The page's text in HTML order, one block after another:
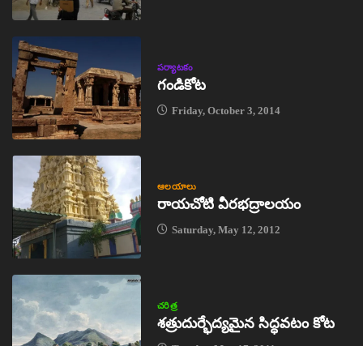
పర్యాటకం
గండికోట
Friday, October 3, 2014
ఆలయాలు
రాయచోటి వీరభద్రాలయం
Saturday, May 12, 2012
చరిత్ర
శత్రుదుర్భేద్యమైన సిద్ధవటం కోట